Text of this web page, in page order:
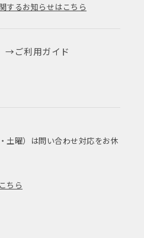
するお知らせはこちら
ご利用ガイド
土曜）は問い合わせ対応をお休
ちら